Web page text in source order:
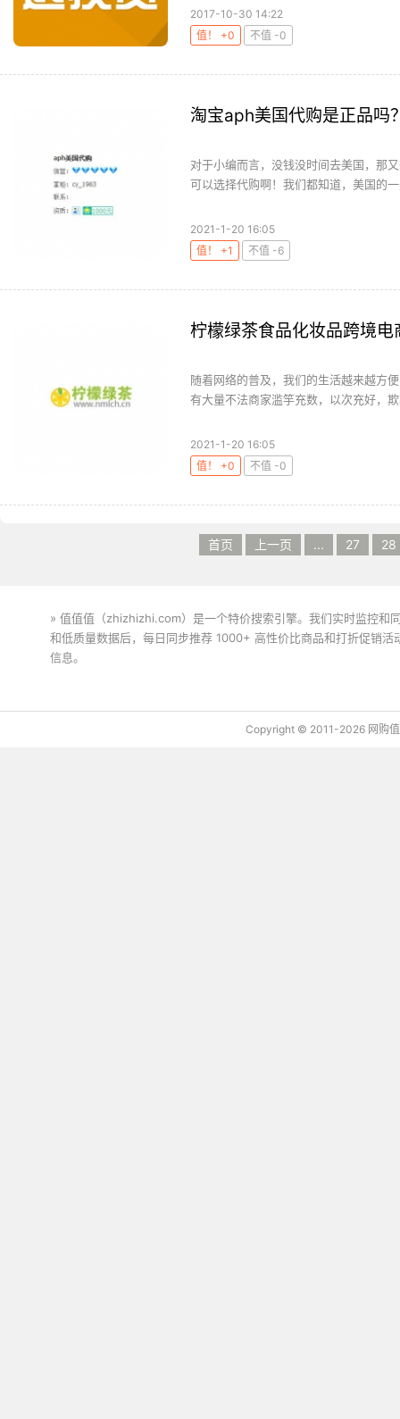
2017-10-30 14:22
值！ +0
不值 -0
淘宝aph美国代购是正品吗
对于小编而言，没钱没时间去美国，那
可以选择代购啊！我们都知道，美国的
2021-1-20 16:05
值！ +1
不值 -6
柠檬绿茶食品化妆品跨境
随着网络的普及，我们的生活越来越方
有大量不法商家滥竽充数，以次充好，
2021-1-20 16:05
值！ +0
不值 -0
首页 上一页 ... 27 28
» 值值值（zhizhizhi.com）是一个特价搜索引擎。我们实时监控和
和低质量数据后，每日同步推荐 1000+ 高性价比商品和打折促销
信息。
Copyright © 2011-2026 网购